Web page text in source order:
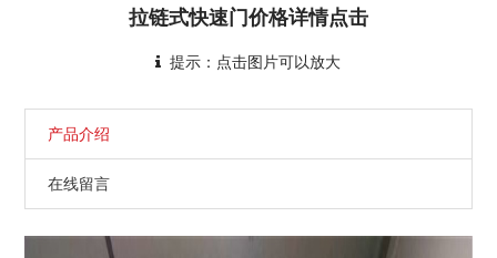
拉链式快速门价格详情点击
提示：点击图片可以放大
产品介绍
在线留言